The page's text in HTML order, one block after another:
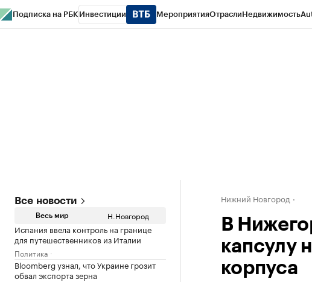
Подписка на РБК Инвестиции МероприятияОтраслиНедвижимость
Все новости
Весь мир Н.Новгород
Испания ввела контроль на границе
для путешественников из Италии
Политика
Bloomberg узнал, что Украине грозит
обвал экспорта зерна
Нижний Новгород
В
капсулу
корпуса